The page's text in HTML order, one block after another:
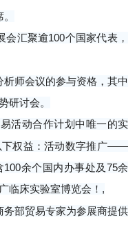
汇聚逾100个国家代表，
师会议的参与资格，其中
研讨会。
活动合作计划中唯一的实
下权益：活动数字推广——
余个国内办事处及75余
临床实验室博览会！,
部贸易专家为参展商提供